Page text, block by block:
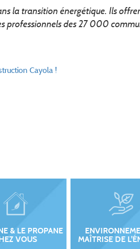
la transition énergétique. Ils
professionnels des 27 000
Cayola !
& LE PROPANE
VOUS
MAÎTRISE DE